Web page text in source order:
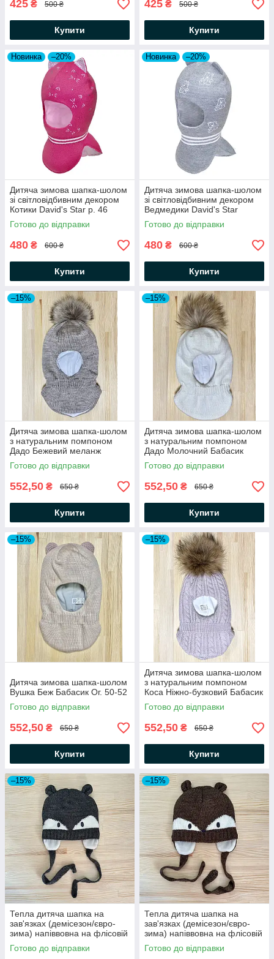
425 ₴ 500 ₴
Купити
425 ₴ 500 ₴
Купити
Новинка –20%
Дитяча зимова шапка-шолом
зі світловідбивним декором
Котики David's Star р. 46
Готово до відправки
480 ₴ 600 ₴
Купити
Новинка –20%
Дитяча зимова шапка-шолом
зі світловідбивним декором
Ведмедики David's Star
Готово до відправки
480 ₴ 600 ₴
Купити
–15%
Дитяча зимова шапка-шолом
з натуральним помпоном
Дадо Бежевий меланж
Бабасик
Готово до відправки
552,50 ₴ 650 ₴
Купити
–15%
Дитяча зимова шапка-шолом
з натуральним помпоном
Дадо Молочний Бабасик
Готово до відправки
552,50 ₴ 650 ₴
Купити
–15%
Дитяча зимова шапка-шолом
Вушка Беж Бабасик Ог. 50-52
Готово до відправки
552,50 ₴ 650 ₴
Купити
–15%
Дитяча зимова шапка-шолом
з натуральним помпоном
Коса Ніжно-бузковий Бабасик
Готово до відправки
552,50 ₴ 650 ₴
Купити
–15%
Тепла дитяча шапка на
зав'язках (демісезон/євро-
зима) напіввовна на флісовій
підкладці ог. 44-46 Єнотик
Сірий
Готово до відправки
–15%
Тепла дитяча шапка на
зав'язках (демісезон/євро-
зима) напіввовна на флісовій
підкладці ог. 44-46 Енотик
Готово до відправки